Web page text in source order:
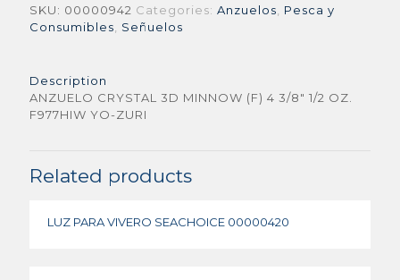
SKU: 00000942 Categories: Anzuelos
Pesca y
Consumibles
Señuelos
Description
ANZUELO CRYSTAL 3D MINNOW (F) 4 3/8″ 1/2 OZ.
F977HIW YO-ZURI
Related products
LUZ PARA VIVERO SEACHOICE 00000420